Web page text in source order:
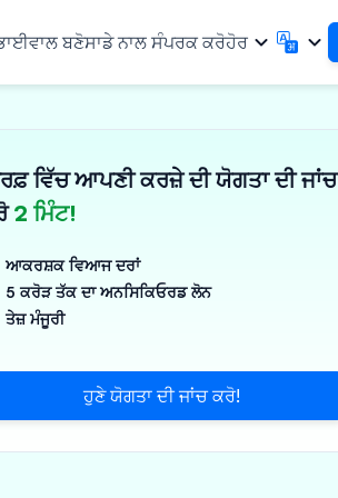
ਅਤੇ ਉਦਯੋਗਿਕ
ਅਤੇ ਮੈਡੀਕਲ
ਅਤੇ ਛੋਟੇ ਉਪਕਰਣ
ਬਣੋਸਾਡੇ ਨਾਲ ਸੰਪਰਕ ਕਰੋਹੋਰ
हिन्दी
ଓଡ଼ିଆ
తెలుగు
Telugu
বাংলা
DSA ਵਜੋਂ ਲੌਗਇਨ ਕਰੋ
ਵਿੱਚ ਆਪਣੀ ਕਰਜ਼ੇ ਦੀ ਯੋਗਤਾ ਦੀ ਜਾਂਚ
2 ਮਿੰਟ!
ਆਕਰਸ਼ਕ ਵਿਆਜ ਦਰਾਂ
5 ਕਰੋੜ ਤੱਕ ਦਾ ਅਨਸਿਕਿਓਰਡ ਲੋਨ
ਤੇਜ਼ ਮੰਜੂਰੀ
ਹੁਣੇ ਯੋਗਤਾ ਦੀ ਜਾਂਚ ਕਰੋ!